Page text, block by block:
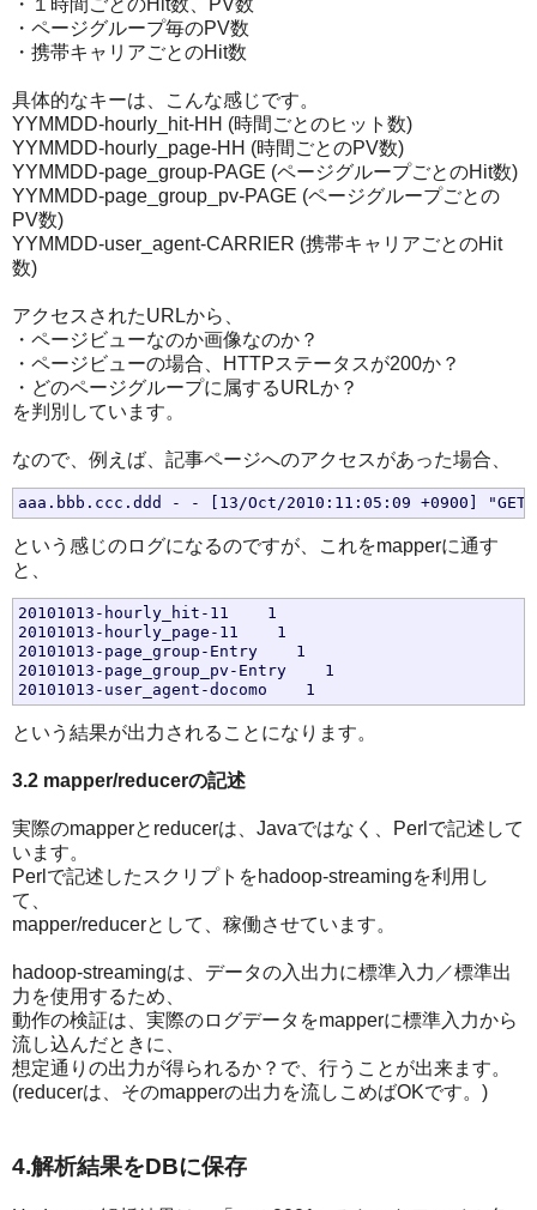
・１時間ごとのHit数、PV数
・ページグループ毎のPV数
・携帯キャリアごとのHit数
具体的なキーは、こんな感じです。
YYMMDD-hourly_hit-HH (時間ごとのヒット数)
YYMMDD-hourly_page-HH (時間ごとのPV数)
YYMMDD-page_group-PAGE (ページグループごとのHit数)
YYMMDD-page_group_pv-PAGE (ページグループごとの
PV数)
YYMMDD-user_agent-CARRIER (携帯キャリアごとのHit
数)
アクセスされたURLから、
・ページビューなのか画像なのか？
・ページビューの場合、HTTPステータスが200か？
・どのページグループに属するURLか？
を判別しています。
なので、例えば、記事ページへのアクセスがあった場合、
という感じのログになるのですが、これをmapperに通す
と、
20101013-hourly_hit-11    1
20101013-hourly_page-11    1
20101013-page_group-Entry    1
20101013-page_group_pv-Entry    1
という結果が出力されることになります。
3.2 mapper/reducerの記述
実際のmapperとreducerは、Javaではなく、Perlで記述して
います。
Perlで記述したスクリプトをhadoop-streamingを利用し
て、
mapper/reducerとして、稼働させています。
hadoop-streamingは、データの入出力に標準入力／標準出
力を使用するため、
動作の検証は、実際のログデータをmapperに標準入力から
流し込んだときに、
想定通りの出力が得られるか？で、行うことが出来ます。
(reducerは、そのmapperの出力を流しこめばOKです。)
4.解析結果をDBに保存